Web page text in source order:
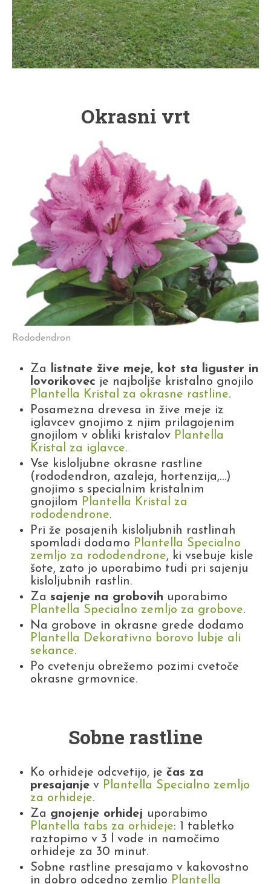
Okrasni vrt
Rododendron
Za listnate žive meje, kot sta liguster in
lovorikovec je najboljše kristalno gnojilo
Plantella Kristal za okrasne rastline.
Posamezna drevesa in žive meje iz
iglavcev gnojimo z njim prilagojenim
gnojilom v obliki kristalov Plantella
Kristal za iglavce.
Vse kisloljubne okrasne rastline
(rododendron, azaleja, hortenzija,…)
gnojimo s specialnim kristalnim
gnojilom Plantella Kristal za
rododendrone.
Pri že posajenih kisloljubnih rastlinah
spomladi dodamo Plantella Specialno
zemljo za rododendrone, ki vsebuje kisle
šote, zato jo uporabimo tudi pri sajenju
kisloljubnih rastlin.
Za sajenje na grobovih uporabimo
Plantella Specialno zemljo za grobove.
Na grobove in okrasne grede dodamo
Plantella Dekorativno borovo lubje ali
sekance.
Po cvetenju obrežemo pozimi cvetoče
okrasne grmovnice.
Sobne rastline
Ko orhideje odcvetijo, je čas za
presajanje v Plantella Specialno zemljo
za orhideje.
Za gnojenje orhidej uporabimo
Plantella tabs za orhideje: 1 tabletko
raztopimo v 3 l vode in namočimo
orhideje za 30 minut.
Sobne rastline presajamo v kakovostno
in dobro odcedno zemljo Plantella